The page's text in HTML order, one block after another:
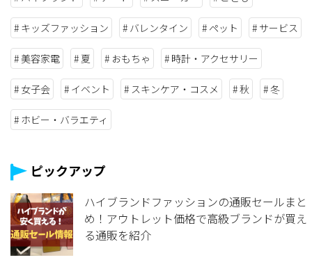
ピックアップ
ハイブランドファッションの通販セールまと
め！アウトレット価格で高級ブランドが買え
る通販を紹介
キッズファッション バレンタイン ペット サービス
美容家電 夏 おもちゃ 時計・アクセサリー
女子会 イベント スキンケア・コスメ 秋 冬
ホビー・バラエティ